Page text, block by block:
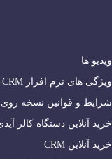
ویدیو ها
ویژگی های نرم افزار CRM فارسیکام
شرایط و قوانین نسخه روی
خرید آنلاین دستگاه کالر
خرید آنلاین CRM